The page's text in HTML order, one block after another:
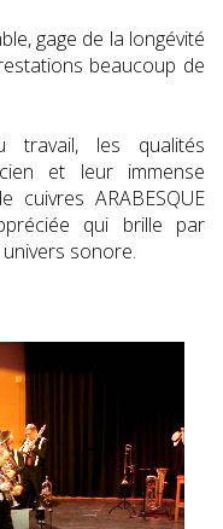
gage de la longévité
beaucoup de
les qualités
et leur immense
cuivres ARABESQUE
qui brille par
univers sonore.